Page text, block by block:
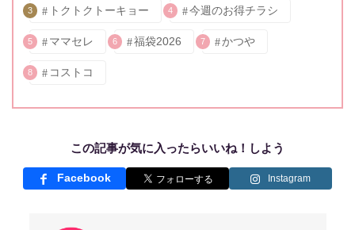
3 トクトクトーキョー 4 今週のお得チラシ
5 ママセレ 6 福袋2026 7 かつや
8 コストコ
この記事が気に入ったらいいね！しよう
Facebook Instagram